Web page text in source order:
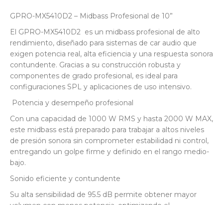
GPRO-MX5410D2 – Midbass Profesional de 10”
El GPRO-MX5410D2 es un midbass profesional de alto
rendimiento, diseñado para sistemas de car audio que
exigen potencia real, alta eficiencia y una respuesta sonora
contundente. Gracias a su construcción robusta y
componentes de grado profesional, es ideal para
configuraciones SPL y aplicaciones de uso intensivo.
Potencia y desempeño profesional
Con una capacidad de 1000 W RMS y hasta 2000 W MAX,
este midbass está preparado para trabajar a altos niveles
de presión sonora sin comprometer estabilidad ni control,
entregando un golpe firme y definido en el rango medio-
bajo.
Sonido eficiente y contundente
Su alta sensibilidad de 95.5 dB permite obtener mayor